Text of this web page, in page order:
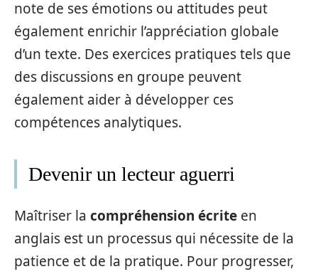
note de ses émotions ou attitudes peut
également enrichir l’appréciation globale
d’un texte. Des exercices pratiques tels que
des discussions en groupe peuvent
également aider à développer ces
compétences analytiques.
Devenir un lecteur aguerri
Maîtriser la compréhension écrite en
anglais est un processus qui nécessite de la
patience et de la pratique. Pour progresser,